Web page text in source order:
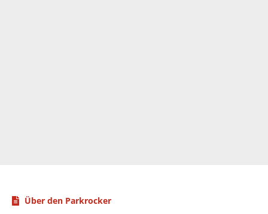
Über den Parkrocker